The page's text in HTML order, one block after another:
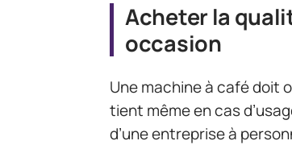
Acheter la
occasion
Une machine à café doit
tient même en cas
d’une entreprise à